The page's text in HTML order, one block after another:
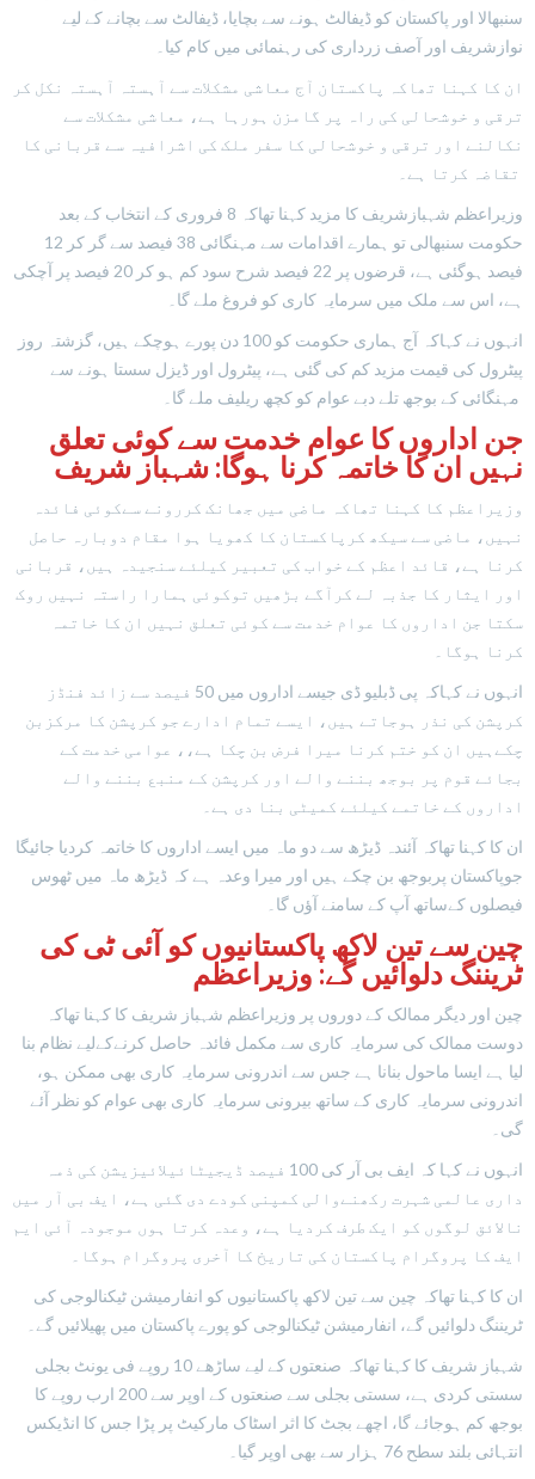
سنبھالا اور پاکستان کو ڈیفالٹ ہونے سے بچایا، ڈیفالٹ سے بچانے کے لیے
نوازشریف اور آصف زرداری کی رہنمائی میں کام کیا۔
ان کا کہنا تھاکہ پاکستان آج معاشی مشکلات سے آہستہ آہستہ نکل کر
ترقی و خوشحالی کی راہ پر گامزن ہورہا ہے، معاشی مشکلات سے
نکالنے اور ترقی و خوشحالی کا سفر ملک کی اشرافیہ سے قربانی کا
وزیراعظم شہبازشریف کا مزید کہنا تھاکہ 8 فروری کے انتخاب کے بعد
حکومت سنبھالی تو ہمارے اقدامات سے مہنگائی 38 فیصد سے گر کر 12
فیصد ہوگئی ہے، قرضوں پر 22 فیصد شرح سود کم ہو کر 20 فیصد پر آچکی
ہے، اس سے ملک میں سرمایہ کاری کو فروغ ملے گا۔
انہوں نے کہاکہ آج ہماری حکومت کو 100 دن پورے ہوچکے ہیں، گزشتہ روز
پیٹرول کی قیمت مزید کم کی گئی ہے، پیٹرول اور ڈیزل سستا ہونے سے
جن اداروں کا عوام خدمت سے کوئی تعلق
نہیں ان کا خاتمہ کرنا ہوگا: شہباز شریف
وزیراعظم کا کہنا تھاکہ ماضی میں جھانک کررونے سےکوئی فائدہ
نہیں، ماضی سے سیکھ کرپاکستان کا کھویا ہوا مقام دوبارہ حاصل
کرنا ہے، قائد اعظم کے خواب کی تعبیر کیلئے سنجیدہ ہیں، قربانی
اور ایثار کا جذبہ لے کرآگے بڑھیں توکوئی ہمارا راستہ نہیں روک
سکتا جن اداروں کا عوام خدمت سے کوئی تعلق نہیں ان کا خاتمہ
کرنا ہوگا۔
انہوں نے کہاکہ پی ڈبلیو ڈی جیسے اداروں میں 50 فیصد سے زائد فنڈز
کرپشن کی نذر ہوجاتے ہیں، ایسے تمام ادارے جو کرپشن کا مرکزبن
چکےہیں ان کو ختم کرنا میرا فرض بن چکا ہے،، عوامی خدمت کے
بجائے قوم پر بوجھ بننے والے اور کرپشن کے منبع بننے والے
اداروں کے خاتمے کیلئے کمیٹی بنا دی ہے۔
ان کا کہنا تھاکہ آئندہ ڈیڑھ سے دو ماہ میں ایسے اداروں کا خاتمہ کردیا جائیگا
جوپاکستان پربوجھ بن چکے ہیں اور میرا وعدہ ہے کہ ڈیڑھ ماہ میں ٹھوس
فیصلوں کےساتھ آپ کے سامنے آؤں گا۔
چین سے تین لاکھ پاکستانیوں کو آئی ٹی کی
ٹریننگ دلوائیں گے: وزیراعظم
چین اور دیگر ممالک کے دوروں پر وزیراعظم شہباز شریف کا کہنا تھاکہ
دوست ممالک کی سرمایہ کاری سے مکمل فائدہ حاصل کرنےکےلیے نظام بنا
لیا ہے ایسا ماحول بنانا ہے جس سے اندرونی سرمایہ کاری بھی ممکن ہو،
اندرونی سرمایہ کاری کے ساتھ بیرونی سرمایہ کاری بھی عوام کو نظر آئے
گی۔
انہوں نے کہا کہ ایف بی آر کی 100 فیصد ڈیجیٹائیلائیزیشن کی ذمہ
داری عالمی شہرت رکھنےوالی کمپنی کودے دی گئی ہے، ایف بی آر میں
نالائق لوگوں کو ایک طرف کردیا ہے، وعدہ کرتا ہوں موجودہ آئی ایم
ایف کا پروگرام پاکستان کی تاریخ کا آخری پروگرام ہوگا۔
ان کا کہنا تھاکہ چین سے تین لاکھ پاکستانیوں کو انفارمیشن ٹیکنالوجی کی
ٹریننگ دلوائیں گے، انفارمیشن ٹیکنالوجی کو پورے پاکستان میں پھیلائیں گے۔
شہباز شریف کا کہنا تھاکہ صنعتوں کے لیے ساڑھے 10 روپے فی یونٹ بجلی
سستی کردی ہے، سستی بجلی سے صنعتوں کے اوپر سے 200 ارب روپے کا
بوجھ کم ہوجائے گا، اچھے بجٹ کا اثر اسٹاک مارکیٹ پر پڑا جس کا انڈیکس
انتہائی بلند سطح 76 ہزار سے بھی اوپر گیا۔